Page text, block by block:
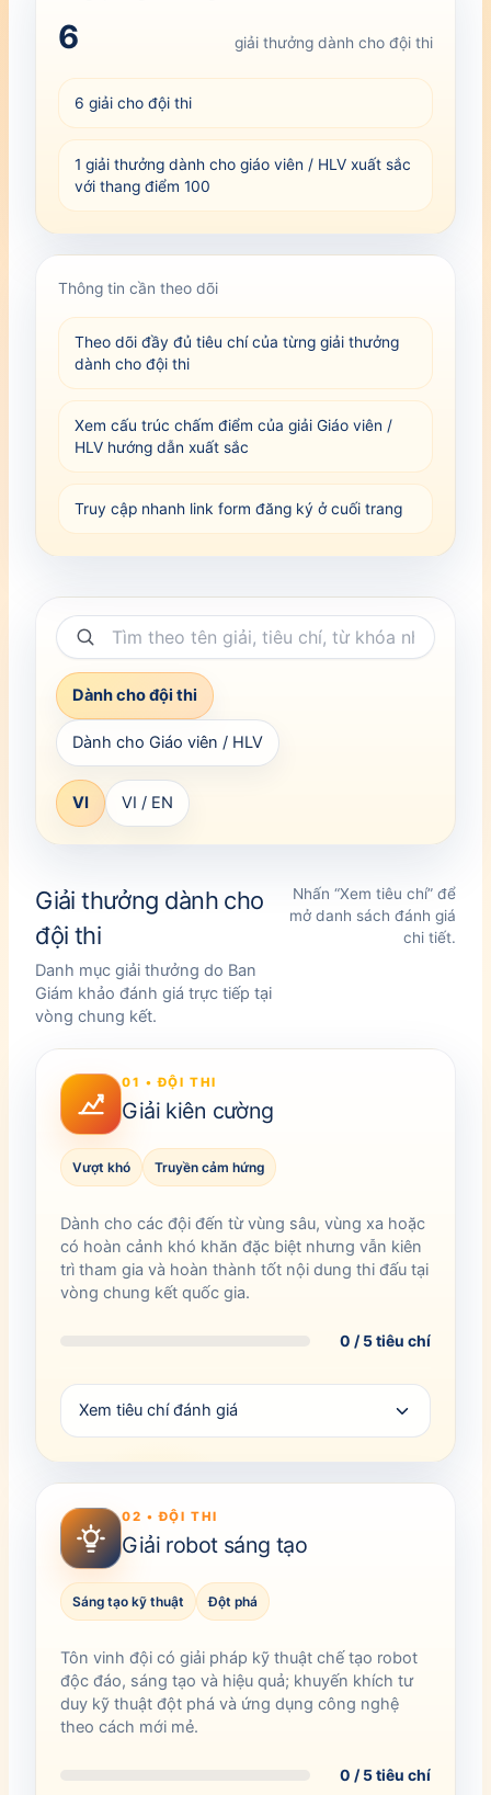
6 giải thưởng dành cho đội thi
6 giải cho đội thi
1 giải thưởng dành cho giáo viên / HLV xuất sắc
với thang điểm 100
Thông tin cần theo dõi
Theo dõi đầy đủ tiêu chí của từng giải thưởng
dành cho đội thi
Xem cấu trúc chấm điểm của giải Giáo viên /
HLV hướng dẫn xuất sắc
Truy cập nhanh link form đăng ký ở cuối trang
Dành cho đội thi
Dành cho Giáo viên / HLV
VI VI / EN
Giải thưởng dành cho
đội thi
Danh mục giải thưởng do Ban
Giám khảo đánh giá trực tiếp tại
vòng chung kết.
Nhấn “Xem tiêu chí” để
mở danh sách đánh giá
chi tiết.
01 • ĐỘI THI
Giải kiên cường
Vượt khó Truyền cảm hứng
Dành cho các đội đến từ vùng sâu, vùng xa hoặc
có hoàn cảnh khó khăn đặc biệt nhưng vẫn kiên
trì tham gia và hoàn thành tốt nội dung thi đấu tại
vòng chung kết quốc gia.
0 / 5 tiêu chí
Xem tiêu chí đánh giá
02 • ĐỘI THI
Giải robot sáng tạo
Sáng tạo kỹ thuật Đột phá
Tôn vinh đội có giải pháp kỹ thuật chế tạo robot
độc đáo, sáng tạo và hiệu quả; khuyến khích tư
duy kỹ thuật đột phá và ứng dụng công nghệ
theo cách mới mẻ.
0 / 5 tiêu chí